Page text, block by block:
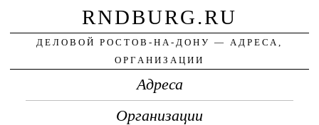
RNDBURG.RU
ДЕЛОВОЙ РОСТОВ-НА-ДОНУ — АДРЕСА,
ОРГАНИЗАЦИИ
Адреса
Организации